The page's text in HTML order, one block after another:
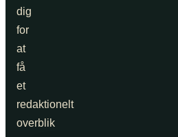
dig
for
at
få
et
redaktionelt
overblik